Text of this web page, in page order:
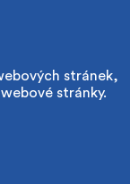
stránek,
stránky.